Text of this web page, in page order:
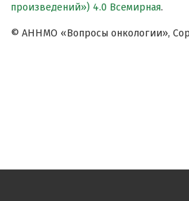
произведений») 4.0 Всемирная.
© АННМО «Вопросы онкологии»,